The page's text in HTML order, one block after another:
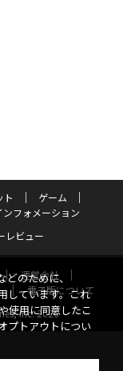
ト
ゲーム
ンフォメーション
レビュー
運営会社
電子版について
Inc. 2026
のために、
しています。これ
使用に同意したこ
プトアウトについ